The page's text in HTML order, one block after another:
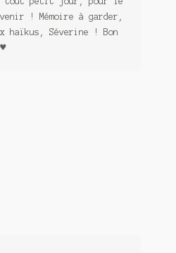
! Mémoire à garder,
haïkus, Séverine ! Bon